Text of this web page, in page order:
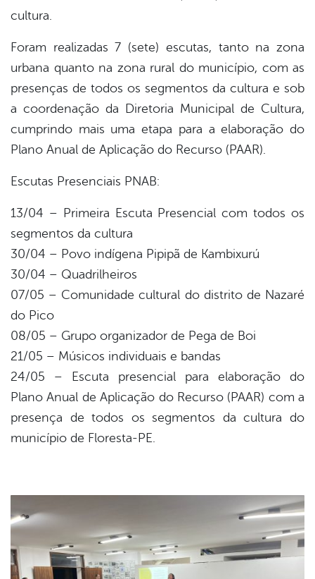
cultura.
Foram realizadas 7 (sete) escutas, tanto na zona
urbana quanto na zona rural do município, com as
presenças de todos os segmentos da cultura e sob
a coordenação da Diretoria Municipal de Cultura,
cumprindo mais uma etapa para a elaboração do
Plano Anual de Aplicação do Recurso (PAAR).
Escutas Presenciais PNAB:
13/04 – Primeira Escuta Presencial com todos os
segmentos da cultura
30/04 – Povo indígena Pipipã de Kambixurú
30/04 – Quadrilheiros
07/05 – Comunidade cultural do distrito de Nazaré
do Pico
08/05 – Grupo organizador de Pega de Boi
21/05 – Músicos individuais e bandas
24/05 – Escuta presencial para elaboração do
Plano Anual de Aplicação do Recurso (PAAR) com a
presença de todos os segmentos da cultura do
município de Floresta-PE.